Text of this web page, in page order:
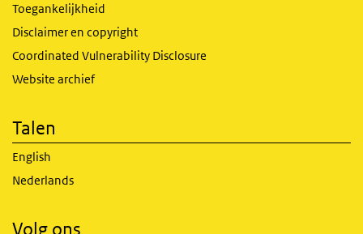
Toegankelijkheid
Disclaimer en copyright
Coordinated Vulnerability Disclosure
Website archief
Talen
English
Nederlands
Volg ons